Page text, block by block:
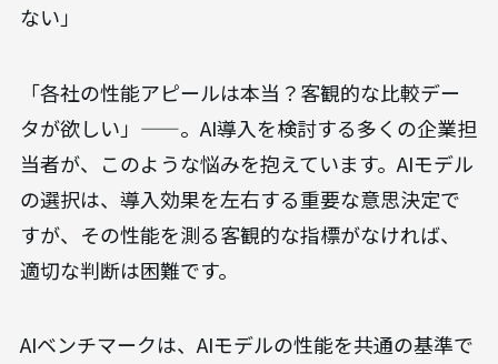
ない」
「各社の性能アピールは本当？客観的な比較デー
タが欲しい」——。AI導入を検討する多くの企業担
当者が、このような悩みを抱えています。AIモデル
の選択は、導入効果を左右する重要な意思決定で
すが、その性能を測る客観的な指標がなければ、
適切な判断は困難です。
AIベンチマークは、AIモデルの性能を共通の基準で